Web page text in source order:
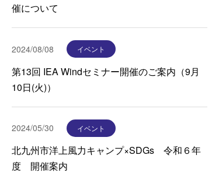
催について
2024/08/08 イベント
第13回 IEA Windセミナー開催のご案内（9月
10日(火)）
2024/05/30 イベント
北九州市洋上風力キャンプ×SDGs 令和６年
度 開催案内